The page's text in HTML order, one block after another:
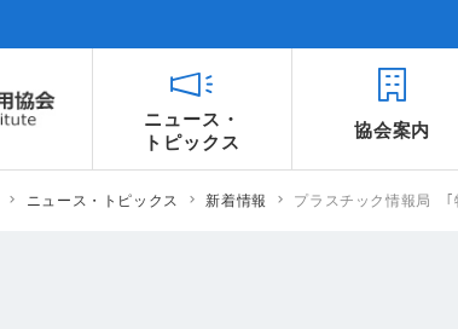
ニュース・
トピックス
協会案内
ニュース・トピックス 新着情報 プラスチック情報局 ｢